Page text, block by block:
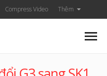
Compress Video Thêm